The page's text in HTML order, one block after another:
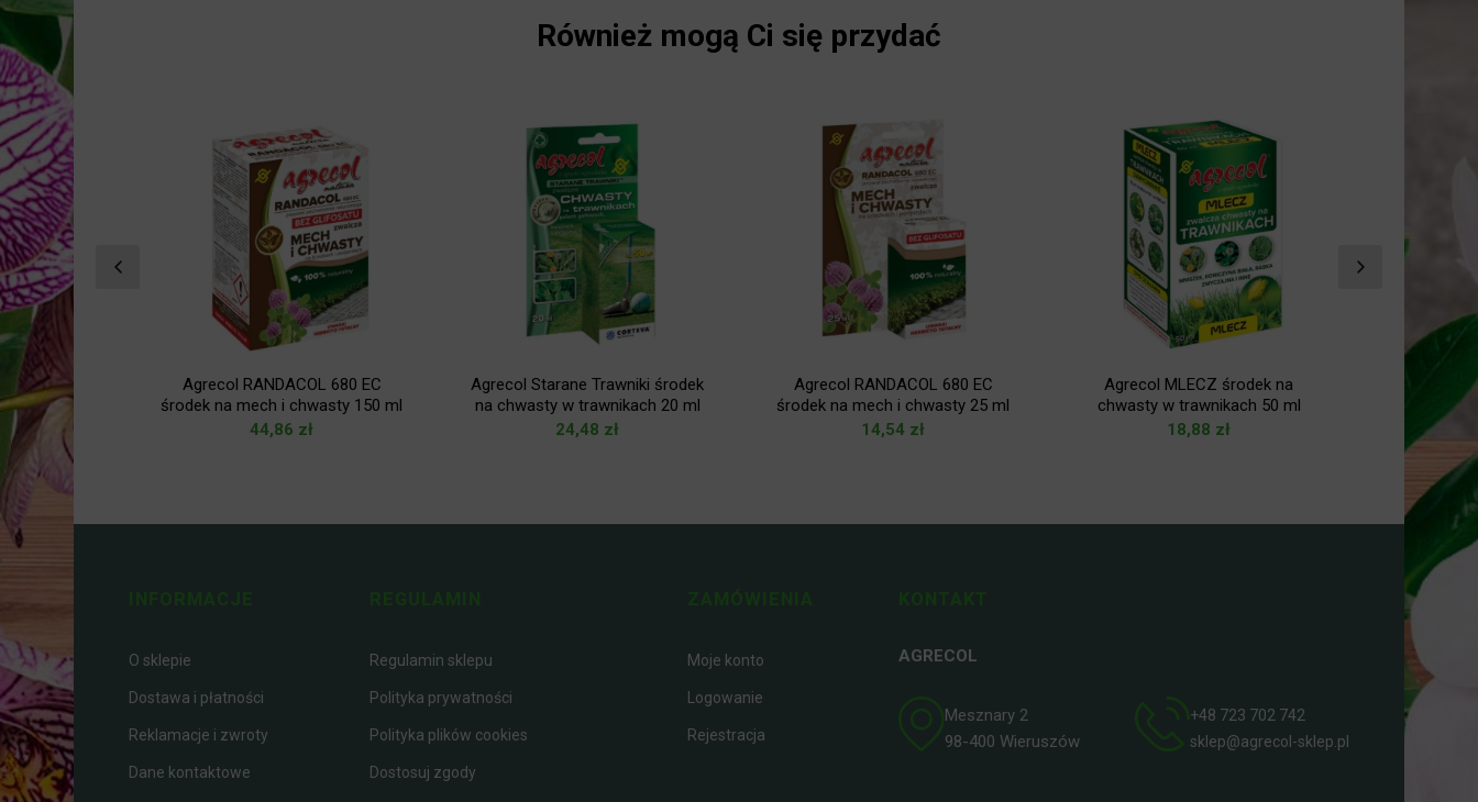
Również mogą Ci się przydać
Herbicyd
75 ml
Agrecol RANDACOL 680 EC
środek na mech i chwasty 150 ml
44,86 zł
Agrecol Starane Trawniki środek
na chwasty w trawnikach 20 ml
24,48 zł
Agrecol RANDACOL 680 EC
środek na mech i chwasty 25 ml
14,54 zł
Agrecol MLECZ środek na
chwasty w trawnikach 50 ml
18,88 zł
Agrecol
chwasty
O sklepie
Dostawa i płatności
Reklamacje i zwroty
Dane kontaktowe
Regulamin sklepu
Polityka prywatności
Polityka plików cookies
Dostosuj zgody
Moje konto
Logowanie
Rejestracja
AGRECOL
Mesznary 2
98-400 Wieruszów
+48 723 702 742
sklep@agrecol-sklep.pl